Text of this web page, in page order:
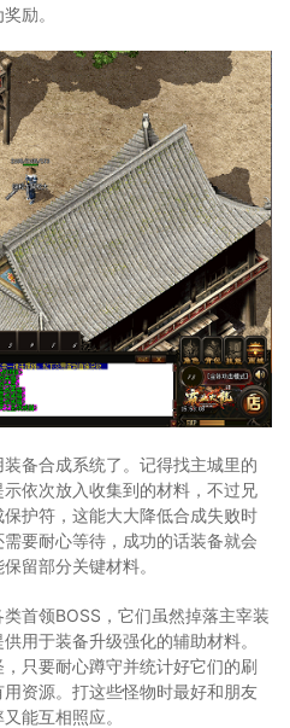
励。
备合成系统了。记得找主城里的
依次放入收集到的材料，不过兄
护符，这能大大降低合成失败时
要耐心等待，成功的话装备就会
留部分关键材料。
首领BOSS，它们虽然掉落主宰装
用于装备升级强化的辅助材料。
只要耐心蹲守并统计好它们的刷
资源。打这些怪物时最好和朋友
能互相照应。